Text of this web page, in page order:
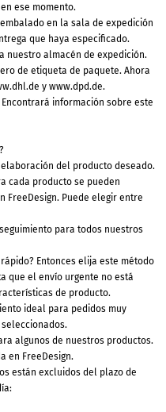
ese momento.
en la sala de expedición
que haya especificado.
nuestro almacén de expedición.
de etiqueta de paquete. Ahora
y www.dpd.de.
información sobre este
del producto deseado.
cada producto se pueden
FreeDesign. Puede elegir entre
para todos nuestros
Entonces elija este método
que el envío urgente no está
de producto.
ideal para pedidos muy
algunos de nuestros productos.
en FreeDesign.
están excluidos del plazo de